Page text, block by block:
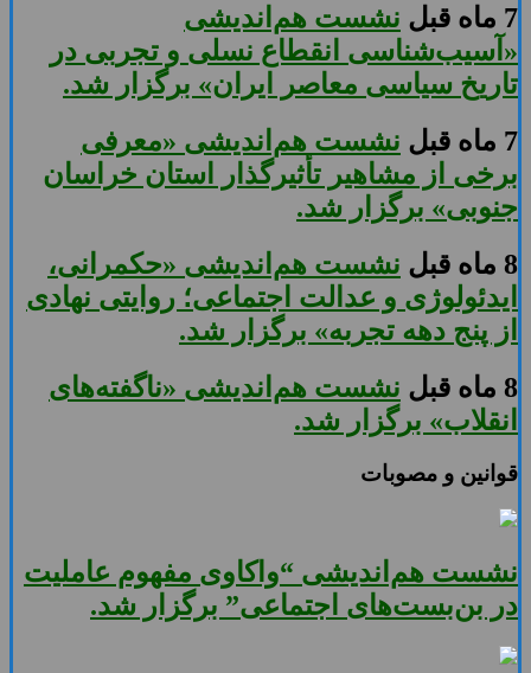
7 ماه قبل
نشست هم‌اندیشی
«آسیب‌شناسی انقطاع نسلی و تجربی در
تاریخ سیاسی معاصر ایران» برگزار شد.
7 ماه قبل
نشست هم‌اندیشی «معرفی
برخی از مشاهیر تأثیرگذار استان خراسان
جنوبی» برگزار شد.
8 ماه قبل
نشست هم‌اندیشی «حکمرانی،
ایدئولوژی و عدالت اجتماعی؛ روایتی نهادی
از پنج دهه تجربه» برگزار شد.
8 ماه قبل
نشست هم‌اندیشی «ناگفته‌های
انقلاب» برگزار شد.
قوانین و مصوبات
نشست هم‌اندیشی “واکاوی مفهوم عاملیت
در بن‌بست‌های اجتماعی” برگزار شد.